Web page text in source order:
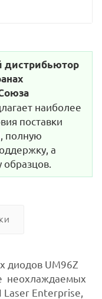
наиболее
поставки
полную
а
образцов.
диодов UM96Z
неохлаждаемых
Enterprise,